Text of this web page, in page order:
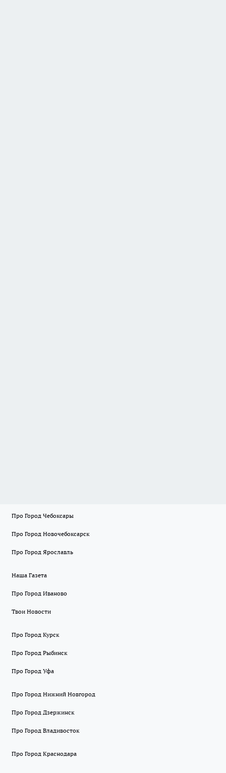
Про Город Чебоксары
Про Город Новочебоксарск
Про Город Ярославль
Наша Газета
Про Город Иваново
Твои Новости
Про Город Курск
Про Город Рыбинск
Про Город Уфа
Про Город Нижний Новгород
Про Город Дзержинск
Про Город Владивосток
Про Город Краснодара